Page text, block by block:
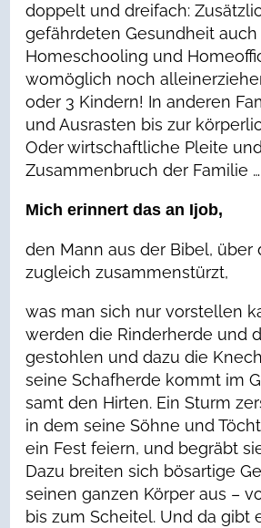
doppelt und dreifach:
gefährdeten Gesundheit
Homeschooling und
womöglich noch
oder 3 Kindern! In anderen
und Ausrasten bis zur
Oder wirtschaftliche Pleite
Zusammenbruch der Familie …
Mich erinnert das an Ijob,
den Mann aus der Bibel, über
zugleich zusammenstürzt,
was man sich nur vorstellen
werden die Rinderherde und
gestohlen und dazu die
seine Schafherde kommt im
samt den Hirten. Ein Sturm
in dem seine Söhne und
ein Fest feiern, und begräbt
Dazu breiten sich bösartige
seinen ganzen Körper aus –
bis zum Scheitel. Und da gibt